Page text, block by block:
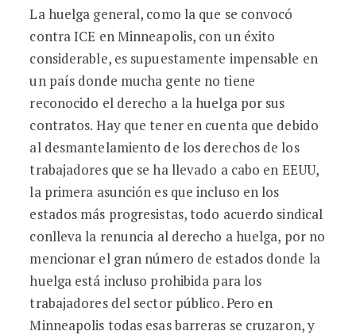
La huelga general, como la que se convocó
contra ICE en Minneapolis, con un éxito
considerable, es supuestamente impensable en
un país donde mucha gente no tiene
reconocido el derecho a la huelga por sus
contratos. Hay que tener en cuenta que debido
al desmantelamiento de los derechos de los
trabajadores que se ha llevado a cabo en EEUU,
la primera asunción es que incluso en los
estados más progresistas, todo acuerdo sindical
conlleva la renuncia al derecho a huelga, por no
mencionar el gran número de estados donde la
huelga está incluso prohibida para los
trabajadores del sector público. Pero en
Minneapolis todas esas barreras se cruzaron, y